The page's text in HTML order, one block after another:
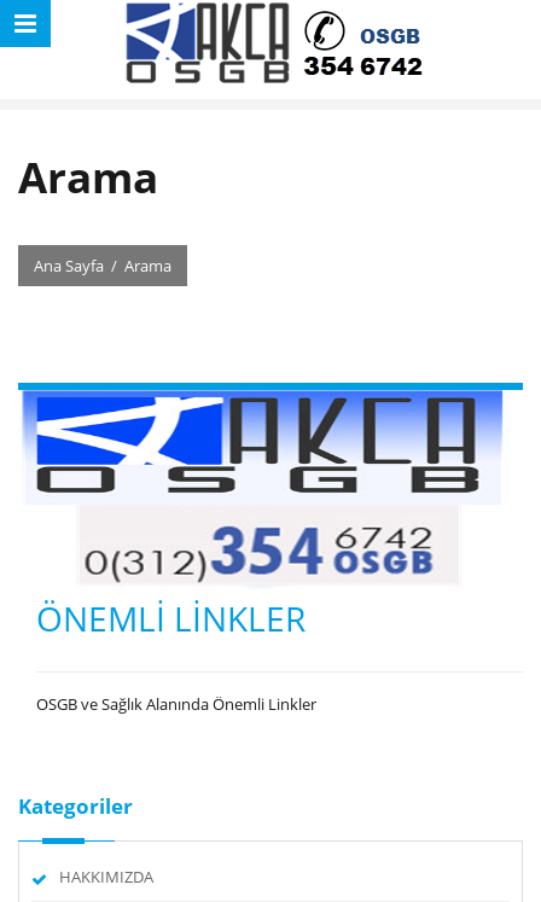
Arama
Ana Sayfa / Arama
ÖNEMLİ LİNKLER
OSGB ve Sağlık Alanında Önemli Linkler
Kategoriler
HAKKIMIZDA